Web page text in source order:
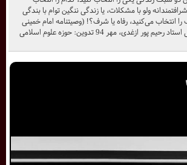
ولو با مشکلات، یا زندگی ننگین توام با بندگی
را انتخاب می‌کنید، رفاه یا شرف؟! (وصیتنامه امام خمینی
رحمت الله علیه) سخنرانی استاد رحیم پور ازغدی، مهر 94 تدوین: حوزه علوم اسلامی